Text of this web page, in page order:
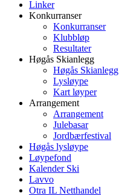
Linker
Konkurranser
Konkurranser
Klubbløp
Resultater
Høgås Skianlegg
Høgås Skianlegg
Lysløype
Kart løyper
Arrangement
Arrangement
Julebasar
Jordbærfestival
Høgås lysløype
Løypefond
Kalender Ski
Lavvo
Otra IL Netthandel